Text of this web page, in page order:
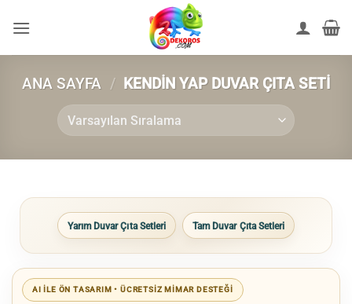
atla
ANA SAYFA / KENDIN YAP DUVAR ÇITA SETI
Yarım Duvar Çıta Setleri Tam Duvar Çıta Setleri
AI ILE ÖN TASARIM • ÜCRETSIZ MIMAR DESTEĞI